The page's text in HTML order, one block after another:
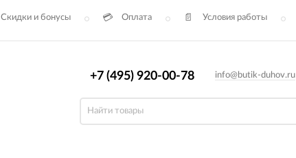
Скидки и бонусы Оплата Условия работы
+7 (495) 920-00-78 info@butik-duhov.ru